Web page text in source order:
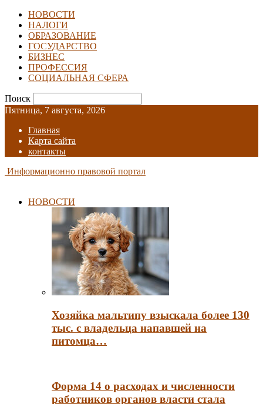
НОВОСТИ
НАЛОГИ
ОБРАЗОВАНИЕ
ГОСУДАРСТВО
БИЗНЕС
ПРОФЕССИЯ
СОЦИАЛЬНАЯ СФЕРА
Поиск
Пятница, 7 августа, 2026
Главная
Карта сайта
контакты
Информационно правовой портал
НОВОСТИ
Хозяйка мальтипу взыскала более 130
тыс. с владельца напавшей на
питомца…
Форма 14 о расходах и численности
работников органов власти стала